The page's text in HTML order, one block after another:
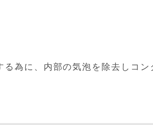
為に、内部の気泡を除去しコン